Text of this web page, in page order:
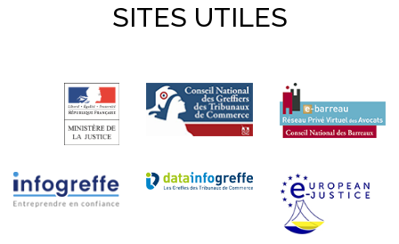
SITES UTILES